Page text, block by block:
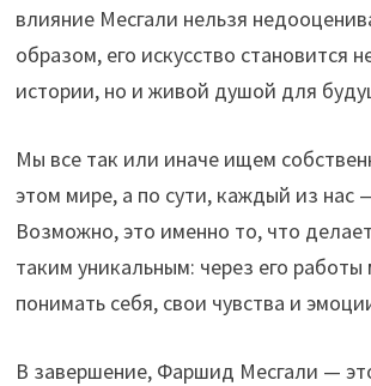
влияние Месгали нельзя
образом, его искусство становится
истории, но и живой душой для
Мы все так или иначе ищем
этом мире, а по сути, каждый из нас
Возможно, это именно то, что
таким уникальным: через его работы
понимать себя, свои чувства и
В завершение, Фаршид Месгали —